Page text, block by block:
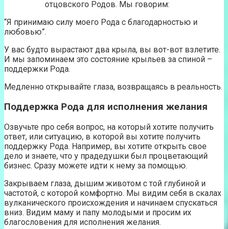
отцовского Родов. Мы говорим:
“Я принимаю силу моего Рода с благодарностью и
любовью”.
У вас будто вырастают два крыла, вы вот-вот взлетите.
И мы запоминаем это состояние крыльев за спиной –
поддержки Рода.
Медленно открывайте глаза, возвращаясь в реальность.
Поддержка Рода для исполнения желания
Озвучьте про себя вопрос, на который хотите получить
ответ, или ситуацию, в которой вы хотите получить
поддержку Рода. Например, вы хотите открыть свое
дело и знаете, что у прадедушки был процветающий
бизнес. Сразу можете идти к нему за помощью.
Закрываем глаза, дышим животом с той глубиной и
частотой, с которой комфортно. Мы видим себя в скалах
вулканического происхождения и начинаем спускаться
вниз. Видим маму и папу молодыми и просим их
благословения для исполнения желания.